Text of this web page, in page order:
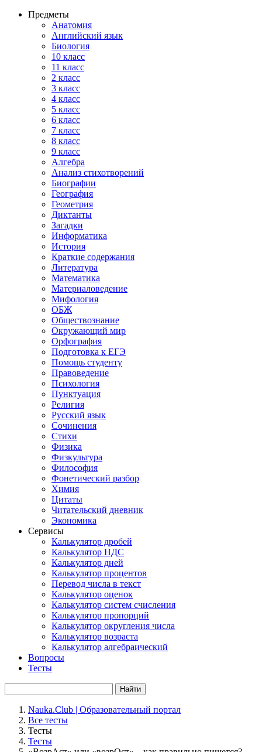
Предметы
Анатомия
Английский язык
Биология
10 класс
11 класс
2 класс
3 класс
4 класс
5 класс
6 класс
7 класс
8 класс
9 класс
Алгебра
Анализ стихотворений
Биографии
География
Геометрия
Диктанты
Загадки
Информатика
История
Краткие содержания
Литература
Математика
Материаловедение
Мифология
ОБЖ
Обществознание
Окружающий мир
Орфография
Подготовка к ЕГЭ
Помощь студенту
Правоведение
Психология
Пунктуация
Религия
Русский язык
Сочинения
Стихи
Физика
Физкультура
Философия
Фонетический разбор
Химия
Цитаты
Читательский дневник
Экономика
Сервисы
Калькулятор дробей
Калькулятор НДС
Калькулятор дней
Калькулятор процентов
Перевод числа в текст
Калькулятор оценок
Калькулятор систем счисления
Калькулятор пропорций
Калькулятор округления числа
Калькулятор возраста
Калькулятор алгебраический
Вопросы
Тесты
Найти
Nauka.Club | Образовательный портал
Все тесты
Тесты
Тесты